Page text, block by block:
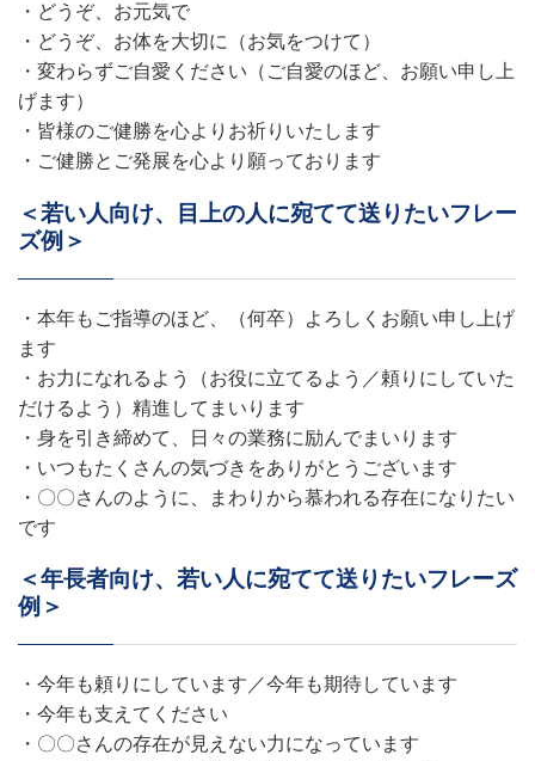
・どうぞ、お元気で
・どうぞ、お体を大切に（お気をつけて）
・変わらずご自愛ください（ご自愛のほど、お願い申し上
げます）
・皆様のご健勝を心よりお祈りいたします
・ご健勝とご発展を心より願っております
＜若い人向け、目上の人に宛てて送りたいフレー
ズ例＞
・本年もご指導のほど、（何卒）よろしくお願い申し上げ
ます
・お力になれるよう（お役に立てるよう／頼りにしていた
だけるよう）精進してまいります
・身を引き締めて、日々の業務に励んでまいります
・いつもたくさんの気づきをありがとうございます
・〇〇さんのように、まわりから慕われる存在になりたい
です
＜年長者向け、若い人に宛てて送りたいフレーズ
例＞
・今年も頼りにしています／今年も期待しています
・今年も支えてください
・〇〇さんの存在が見えない力になっています